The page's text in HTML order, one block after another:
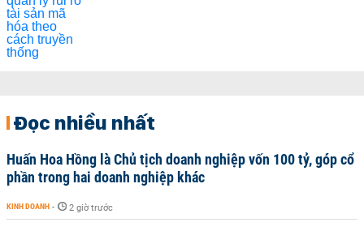
Đọc nhiều nhất
Huấn Hoa Hồng là Chủ tịch doanh nghiệp vốn 100 tỷ, góp cổ
phần trong hai doanh nghiệp khác
KINH DOANH - 2 giờ trước